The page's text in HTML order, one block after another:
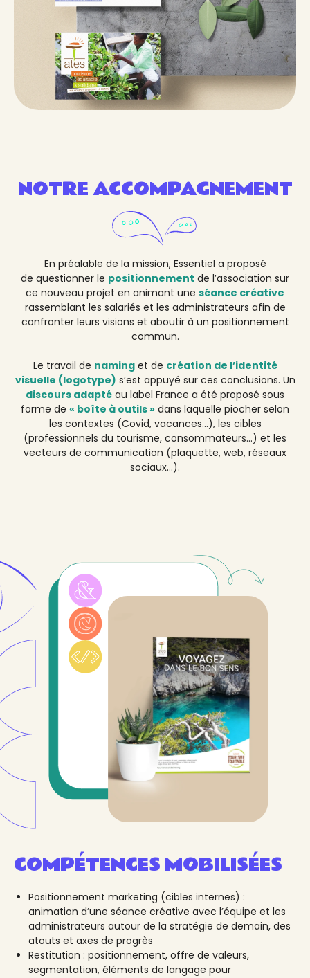
NOTRE ACCOMPAGNEMENT
En préalable de la mission, Essentiel a proposé
de questionner le positionnement de l’association sur
ce nouveau projet en animant une séance créative
rassemblant les salariés et les administrateurs afin de
confronter leurs visions et aboutir à un positionnement
commun.
Le travail de naminget de création de l’identité
visuelle (logotype) s’est appuyé sur ces conclusions. Un
discours adapté au label France a été proposé sous
forme de « boîte à outils » dans laquelle piocher selon
les contextes (Covid, vacances…), les cibles
(professionnels du tourisme, consommateurs…) et les
vecteurs de communication (plaquette, web, réseaux
sociaux…).
COMPÉTENCES MOBILISÉES
Positionnement marketing (cibles internes) :
animation d’une séance créative avec l’équipe et les
administrateurs autour de la stratégie de demain, des
atouts et axes de progrès
Restitution : positionnement, offre de valeurs,
segmentation, éléments de langage pour